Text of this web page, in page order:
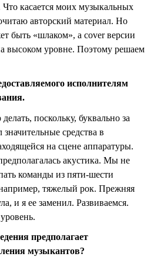
касается моих музыкальных
авторский материал. Но
быть «шлаком», а cover версии
высоком уровне. Поэтому решаем
исполнителям
поскольку, буквально за
средства в
на сцене аппаратуры.
акустика. Мы не
команды из пяти-шести
тяжелый рок. Прежняя
и я ее заменил. Развиваемся.
предполагает
музыкантов?